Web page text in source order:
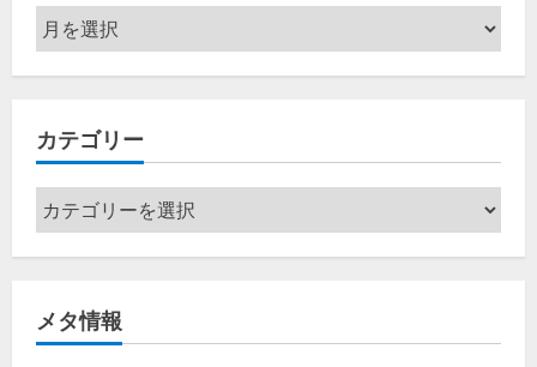
ア
ー
カ
ブ
カテゴリー
カ
テ
ゴ
ー
メタ情報